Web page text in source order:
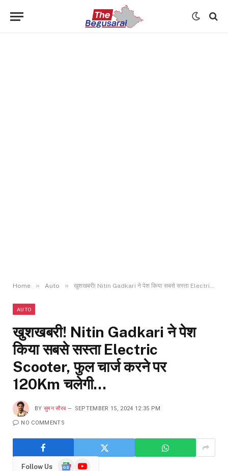
Home » Auto » खुशखबरी! Nitin Gadkari ने पेश किया सबसे सस्ता Electric Scooter, फुल चार्ज करने पर 120Km चलेगी…
AUTO
खुशखबरी! Nitin Gadkari ने पेश
किया सबसे सस्ता Electric
Scooter, फुल चार्ज करने पर
120Km चलेगी…
BY सुमन सौरब SEPTEMBER 15, 2024 12:35 PM
NO COMMENTS
Follow Us
GoogleYouTube